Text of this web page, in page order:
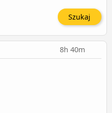
Szukaj
8h 40m